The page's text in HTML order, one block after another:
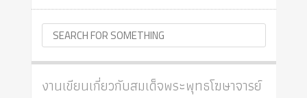
งานเขียนเกี่ยวกับสมเด็จพระพุทธโฆษาจารย์